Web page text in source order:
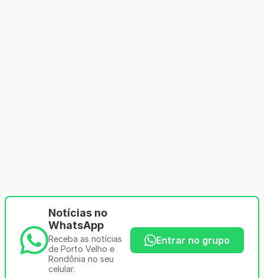
Notícias no
WhatsApp
Receba as notícias
de Porto Velho e
Rondônia no seu
celular.
Entrar no grupo